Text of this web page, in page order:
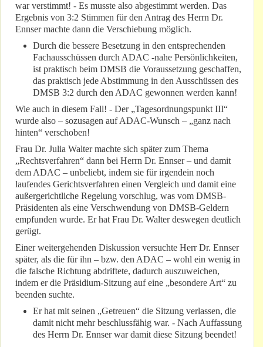
war verstimmt! - Es musste also abgestimmt werden. Das
Ergebnis von 3:2 Stimmen für den Antrag des Herrn Dr.
Ennser machte dann die Verschiebung möglich.
Durch die bessere Besetzung in den entsprechenden
Fachausschüssen durch ADAC -nahe Persönlichkeiten,
ist praktisch beim DMSB die Voraussetzung geschaffen,
das praktisch jede Abstimmung in den Ausschüssen des
DMSB 3:2 durch den ADAC gewonnen werden kann!
Wie auch in diesem Fall! - Der „Tagesordnungspunkt III“
wurde also – sozusagen auf ADAC-Wunsch – „ganz nach
hinten“ verschoben!
Frau Dr. Julia Walter machte sich später zum Thema
„Rechtsverfahren“ dann bei Herrn Dr. Ennser – und damit
dem ADAC – unbeliebt, indem sie für irgendein noch
laufendes Gerichtsverfahren einen Vergleich und damit eine
außergerichtliche Regelung vorschlug, was vom DMSB-
Präsidenten als eine Verschwendung von DMSB-Geldern
empfunden wurde. Er hat Frau Dr. Walter deswegen deutlich
gerügt.
Einer weitergehenden Diskussion versuchte Herr Dr. Ennser
später, als die für ihn – bzw. den ADAC – wohl ein wenig in
die falsche Richtung abdriftete, dadurch auszuweichen,
indem er die Präsidium-Sitzung auf eine „besondere Art“ zu
beenden suchte.
Er hat mit seinen „Getreuen“ die Sitzung verlassen, die
damit nicht mehr beschlussfähig war. - Nach Auffassung
des Herrn Dr. Ennser war damit diese Sitzung beendet!